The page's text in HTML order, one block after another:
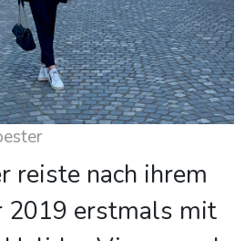
reiste nach ihrem
2019 erstmals mit